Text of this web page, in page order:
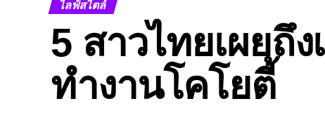
ไลฟ์สไตล์
5 สาวไทยเผยถึ
ทำงานโคโยตี้